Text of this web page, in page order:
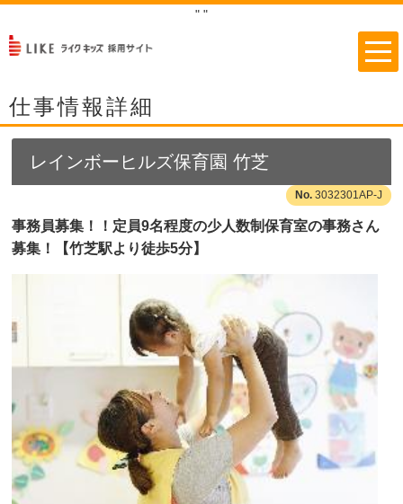
" "
仕事情報詳細
レインボーヒルズ保育園 竹芝
3032301AP-J
事務員募集！！定員9名程度の少人数制保育室の事務さん
募集！【竹芝駅より徒歩5分】